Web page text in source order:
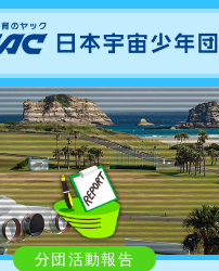
分団活動報告